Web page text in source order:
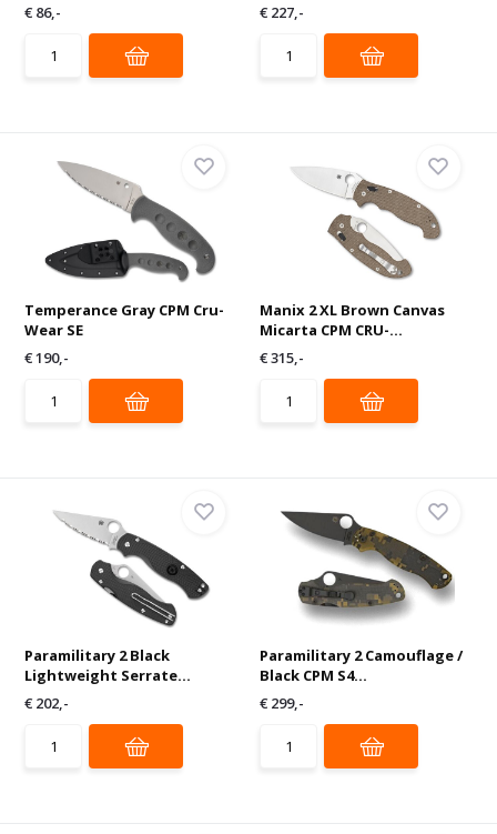
€ 86,-
€ 227,-
Temperance Gray CPM Cru-
Wear SE
€ 190,-
Manix 2 XL Brown Canvas
Micarta CPM CRU-...
€ 315,-
Paramilitary 2 Black
Lightweight Serrate...
€ 202,-
Paramilitary 2 Camouflage /
Black CPM S4...
€ 299,-